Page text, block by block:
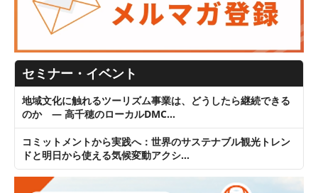
セミナー・イベント
地域文化に触れるツーリズム事業は、どうしたら継続できる
のか ― 高千穂のローカルDMC…
コミットメントから実践へ：世界のサステナブル観光トレン
ドと明日から使える気候変動アクシ…